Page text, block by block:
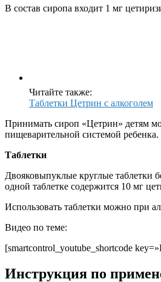
В состав сиропа входит 1 мг
Читайте также:
Таблетки Цетрин с алкоголем
Принимать сироп «Цетрин» детям
пищеварительной системой ребенка.
Таблетки
Двояковыпуклые круглые таблетки
одной таблетке содержится 10 мг
Использовать таблетки можно при
Видео по теме:
[smartcontrol_youtube_shortcode
Инструкция по